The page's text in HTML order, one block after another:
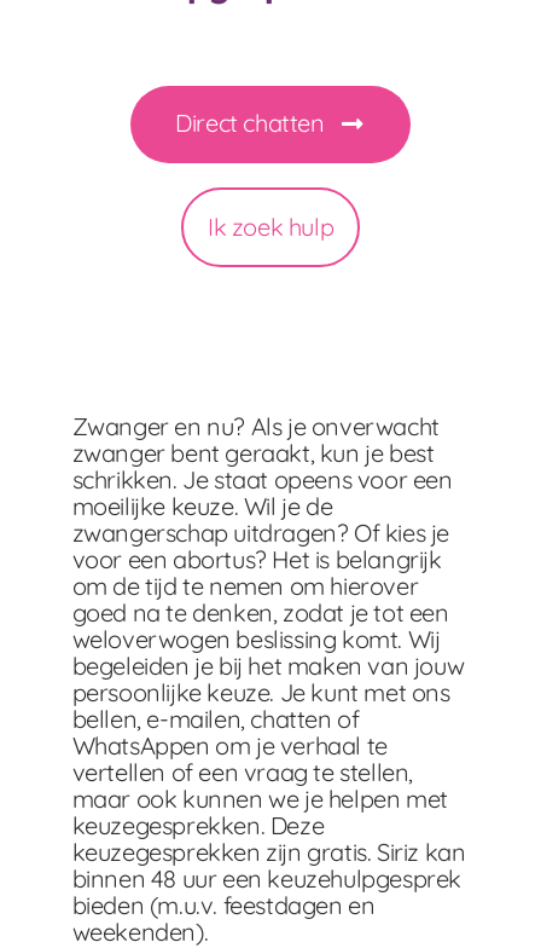
Direct chatten
Ik zoek hulp
Zwanger en nu? Als je onverwacht
zwanger bent geraakt, kun je best
schrikken. Je staat opeens voor een
moeilijke keuze. Wil je de
zwangerschap uitdragen? Of kies je
voor een abortus? Het is belangrijk
om de tijd te nemen om hierover
goed na te denken, zodat je tot een
weloverwogen beslissing komt. Wij
begeleiden je bij het maken van jouw
persoonlijke keuze. Je kunt met ons
bellen, e-mailen, chatten of
WhatsAppen om je verhaal te
vertellen of een vraag te stellen,
maar ook kunnen we je helpen met
keuzegesprekken. Deze
keuzegesprekken zijn gratis. Siriz kan
binnen 48 uur een keuzehulpgesprek
bieden (m.u.v. feestdagen en
weekenden).